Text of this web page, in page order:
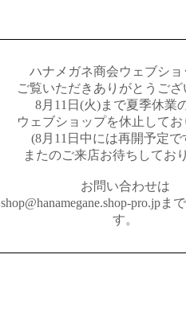
ハナメガネ商会ウェブショ
ご覧いただきありがとうござ
8月11日(火)まで夏季休業
ウェブショップを休止してお
(8月11日中には再開予定で
またのご来店お待ちしてお
お問い合わせは
shop@hanamegane.shop-pro.jpま
す。